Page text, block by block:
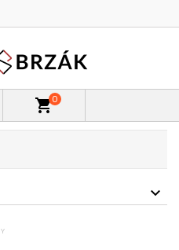
shopping_cart0